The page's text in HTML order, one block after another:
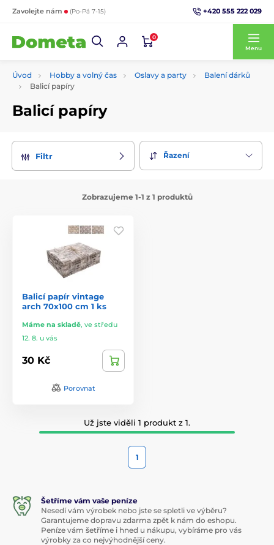
Zavolejte nám (Po-Pá 7-15) +420 555 222 029
0
Menu
Úvod Hobby a volný čas Oslavy a party
Balení dárků
Balicí papíry
Balicí papíry
Filtr Řazení
Zobrazujeme 1-1 z 1 produktů
Balicí papír vintage
arch 70x100 cm 1 ks
Máme na skladě, ve středu
12. 8. u vás
30 Kč
Porovnat
Už jste viděli 1 produkt z 1.
1
Šetříme vám vaše peníze
Nesedí vám výrobek nebo jste se spletli ve výběru?
Garantujeme dopravu zdarma zpět k nám do eshopu.
Peníze vám šetříme i hned u nákupu, vybíráme pro vás
výrobky za co nejvýhodnější ceny.